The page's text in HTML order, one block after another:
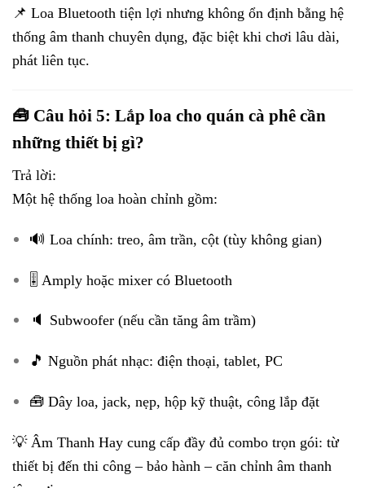
📌 Loa Bluetooth tiện lợi nhưng không ổn định bằng hệ
thống âm thanh chuyên dụng, đặc biệt khi chơi lâu dài,
phát liên tục.
🧰 Câu hỏi 5: Lắp loa cho quán cà phê cần
những thiết bị gì?
Trả lời:
Một hệ thống loa hoàn chỉnh gồm:
🔊 Loa chính: treo, âm trần, cột (tùy không gian)
🎚️ Amply hoặc mixer có Bluetooth
🔈 Subwoofer (nếu cần tăng âm trầm)
🎵 Nguồn phát nhạc: điện thoại, tablet, PC
🧰 Dây loa, jack, nẹp, hộp kỹ thuật, công lắp đặt
💡 Âm Thanh Hay cung cấp đầy đủ combo trọn gói: từ
thiết bị đến thi công – bảo hành – căn chỉnh âm thanh